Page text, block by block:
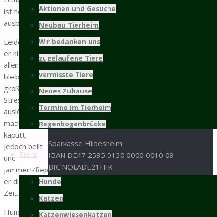
Aktionen und Gesuche
Neubau Tierheim
Wir bedanken uns
zugelaufene Tiere
vermisste Tiere
Neues Zuhause
Termine im Tierheim
Regenbogenbrücke
Tiere
Hunde
Katzen
Katzenwiesenkatzen
ist noch
ausbaufähig.
Leider kann
er nicht
alleine
bleiben, was
großen
Stress in ihm
auslöst. Er
macht nichts
kaputt,
jedoch bellt
und
jammert/fiept
er die ganze
Zeit.
Hundebegegnungen
05121 / 9 57 57 - 0
05121 / 9 57 57 - 99
info@tierschutz-hildesheim.de
Impressum und Datenschutz
Spenden
Spenden an den Tierschutz Hildesheim bitte an
folgende Bankverbindung:
Sparkasse Hildesheim
IBAN DE47 2595 0130 0000 0010 09
BIC NOLADE21HIK
Sachspenden aus der